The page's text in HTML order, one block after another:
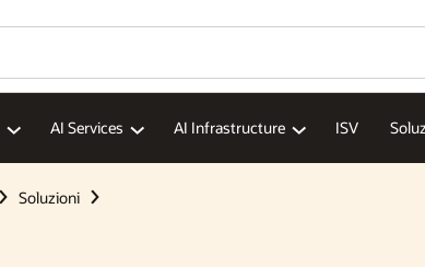
AI Services AI Infrastructure ISV
Soluzioni